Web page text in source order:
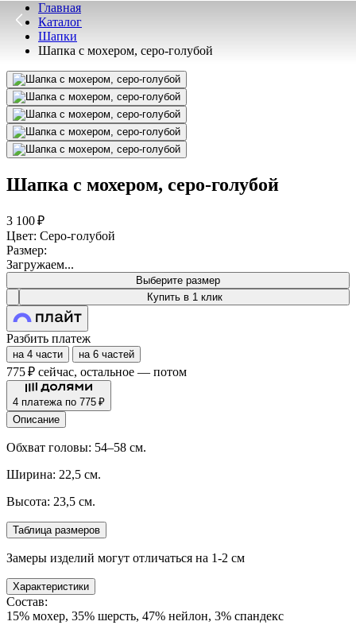
Главная
Каталог
Шапки
Шапка с мохером, серо-голубой
Шапка с мохером, серо-голубой
3 100 ₽
Цвет: Серо-голубой
Размер:
Загружаем...
Выберите размер
Купить в 1 клик
Разбить платеж
на 4 части на 6 частей
775 ₽ сейчас, остальное — потом
4 платежа по 775 ₽
Описание
Обхват головы: 54–58 см.
Ширина: 22,5 см.
Высота: 23,5 см.
Таблица размеров
Замеры изделий могут отличаться на 1-2 см
Характеристики
Состав:
15% мохер, 35% шерсть, 47% нейлон, 3% спандекс